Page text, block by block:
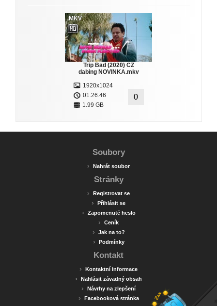
.MKV
Trip Bad (2020) CZ
dabing NOVINKA.mkv
1920x1024
01:26:46
1.99 GB
0
Soubory
› Nahrát soubor
Stránky
› Registrovat se
› Přihlásit se
› Zapomenuté heslo
› Ceník
› Jak na to?
› Podmínky
Kontakt
› Kontaktní informace
› Nahlásit závadný obsah
› Návrhy na zlepšení
› Facebooková stránka